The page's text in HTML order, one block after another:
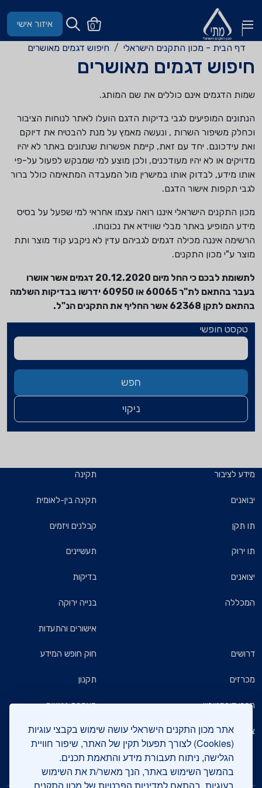
אתר מכון התקנים הישראלי עושה שימוש בקבצי עוגיות
(Cookies) לצורך תפעול תקין של האתר, שיפור חוויית
הגלישה, ניתוח תעבורת מידע והתאמת תכנים.
בהמשך השימוש באתר, הנך מאשר/ת את השימוש
0 איזור אישי
דף הבית - מכון התקנים הישראלי חיפוש דגמים מאושרים
חיפוש דגמים מאושרים
שמות הדגמים אינם כוללים את שם המותג.
הנתונים המופיעים לגבי בדיקות הדגם הועלו לאתר לנוחות הציבור
וכחלק משיפור השרות , ונעשה מאמץ על מנת להבטיח את דיוקם
ואת עידכונם. יחד עם זאת, קיימת אפשרות שנתונים באתר לא יהיו
מדויקים או לא יהיו מעודכנים, ולכן מוצע למי שמבקש לפעול על-פי
אותו מידע, לבדוק אותו במישרין מול המעבדה המתאימה כולל ברור
לגבי תקפות אישור הדגם.
מכון התקנים הישראלי איננו רואה עצמו אחראי למי שפעל על בסיס
מידע המופיע באתר מבלי שווידא את נכונותו.
הרשימה איננה מכילה דגמים לגביהם עדין לא ניקבע קוד מוצר ותת
מוצר ע"י מכון התקנים.
לתשומת לבכם כי החל מיום 20.12.2020 דגמים אשר אושרו
בעבר בהתאם לת"ר 60065 או 60950 ידרשו בבדיקות השלמה
בהתאם לתקן 62368 אשר החליף את התקנים הנ"ל.
טקסט חופשי
חפש
ניקוי
מידע לציבור
יבואנים
תו תקן
תו ירוק
יצואנים
המכללה
תקינה
תקינה בין-לאומית
קבלנים ויזמים
תעשיינים
בדיקות
בנייה ירוקה
אישורים והתעדות
דרושים
מכרזים
חברי דירקטוריון
צרו קשר
חוק חופש המידע
תקנון
הצהרת נגישות
מדיניות הגנת הפרטיות
שאלות ותשובות כלליות